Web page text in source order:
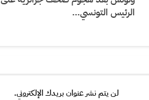
الرئيس التونسي…
لن يتم نشر عنوان بريدك الإلكتروني.